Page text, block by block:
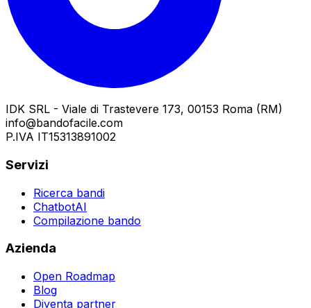
IDK SRL - Viale di Trastevere 173, 00153 Roma (RM)
info@bandofacile.com
P.IVA IT15313891002
Servizi
Ricerca bandi
ChatbotAI
Compilazione bando
Azienda
Open Roadmap
Blog
Diventa partner